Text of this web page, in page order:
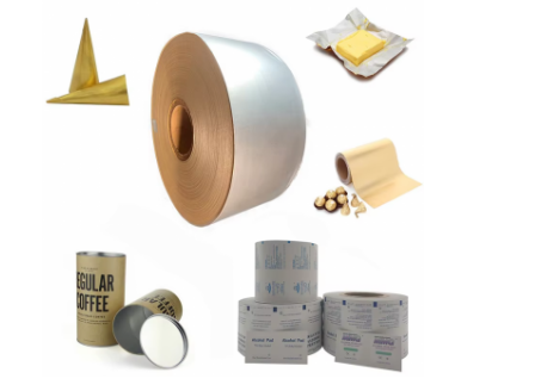
컬러 코팅 알루미늄 코일
알루미늄 코일
알루니늄 스트립 코일
알루미늄 체커 플레이트
엠보싱된 알루미늄